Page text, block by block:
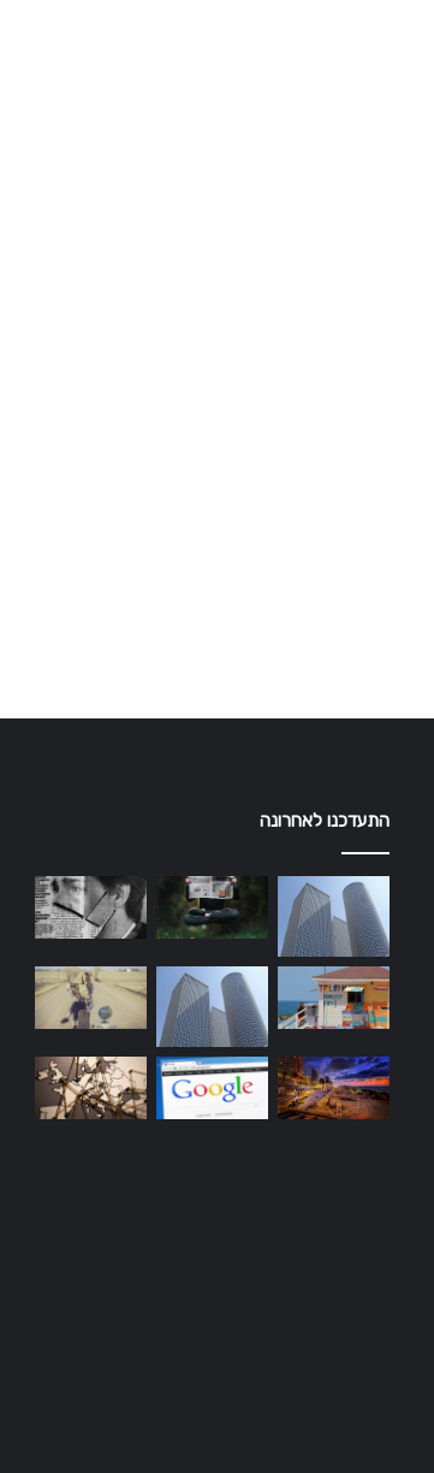
התעדכנו לאחרונה